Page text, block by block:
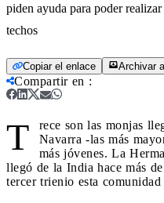
piden ayuda para poder
techos
Copiar el enlace Archivar
Compartir en :
T
rece son las monjas
Navarra -las más
más jóvenes. La
llegó de la India hace más
tercer trienio esta